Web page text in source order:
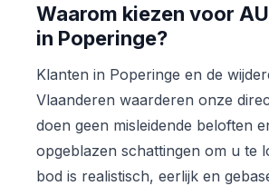
Waarom kiezen voor
in Poperinge?
Klanten in Poperinge en de
Vlaanderen waarderen onze
doen geen misleidende beloften
opgeblazen schattingen om u te
bod is realistisch, eerlijk en